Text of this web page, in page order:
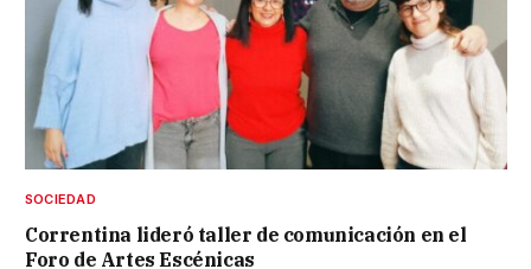
SOCIEDAD
Correntina lideró taller de comunicación en el
Foro de Artes Escénicas